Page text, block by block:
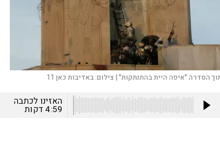
הסדרה "איפה היית בהתנתקות" | צילום:באדיבות כאן 11
האזינו לכתבה
4:59דקות